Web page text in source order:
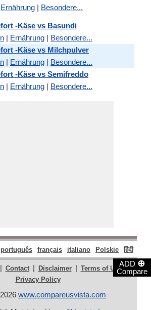
ADD ⊕
Compare
Ernährung | Besondere...
-Käse vs Basundi
| Ernährung | Besondere...
-Käse vs Milchpulver
| Ernährung | Besondere...
-Käse vs Semifreddo
| Ernährung | Besondere...
português français italiano Polskie हिंदी
| Contact | Disclaimer | Terms of Use |
Privacy Policy
www.compareusvista.com